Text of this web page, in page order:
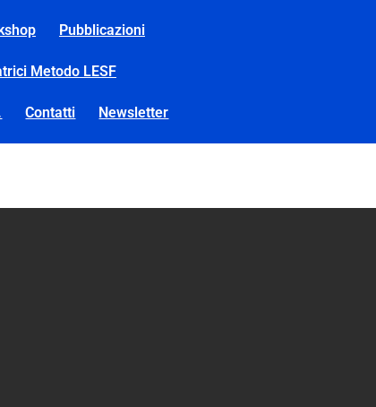
Pubblicazioni
Metodo LESF
Contatti Newsletter